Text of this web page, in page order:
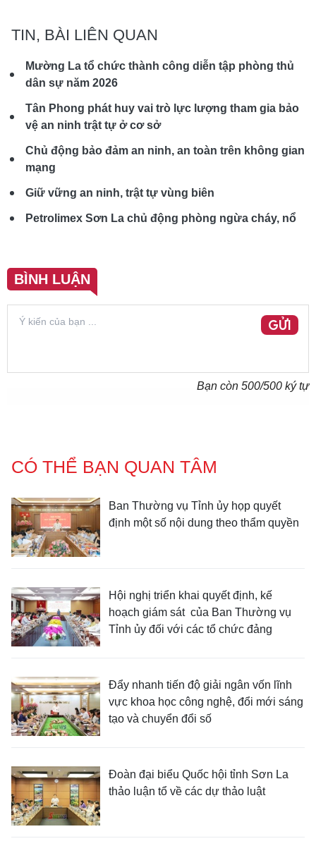
TIN, BÀI LIÊN QUAN
Mường La tổ chức thành công diễn tập phòng thủ
dân sự năm 2026
Tân Phong phát huy vai trò lực lượng tham gia bảo
vệ an ninh trật tự ở cơ sở
Chủ động bảo đảm an ninh, an toàn trên không gian
mạng
Giữ vững an ninh, trật tự vùng biên
Petrolimex Sơn La chủ động phòng ngừa cháy, nổ
BÌNH LUẬN
GỬI
Bạn còn 500/500 ký tự
CÓ THỂ BẠN QUAN TÂM
Ban Thường vụ Tỉnh ủy họp quyết
định một số nội dung theo thẩm quyền
Hội nghị triển khai quyết định, kế
hoạch giám sát của Ban Thường vụ
Tỉnh ủy đối với các tổ chức đảng
Đẩy nhanh tiến độ giải ngân vốn lĩnh
vực khoa học công nghệ, đổi mới sáng
tạo và chuyển đổi số
Đoàn đại biểu Quốc hội tỉnh Sơn La
thảo luận tổ về các dự thảo luật